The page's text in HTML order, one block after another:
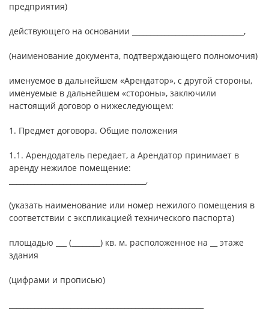
предприятия)
действующего на основании _______________________________,
(наименование документа, подтверждающего полномочия)
именуемое в дальнейшем «Арендатор», с другой стороны,
именуемые в дальнейшем «стороны», заключили
настоящий договор о нижеследующем:
1. Предмет договора. Общие положения
1.1. Арендодатель передает, а Арендатор принимает в
аренду нежилое помещение:
______________________________________,
(указать наименование или номер нежилого помещения в
соответствии с экспликацией технического паспорта)
площадью ___ (________) кв. м. расположенное на __ этаже
здания
(цифрами и прописью)